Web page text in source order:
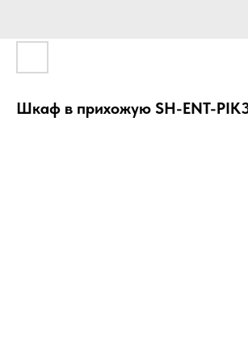
Шкаф в прихожую SH-ENT-